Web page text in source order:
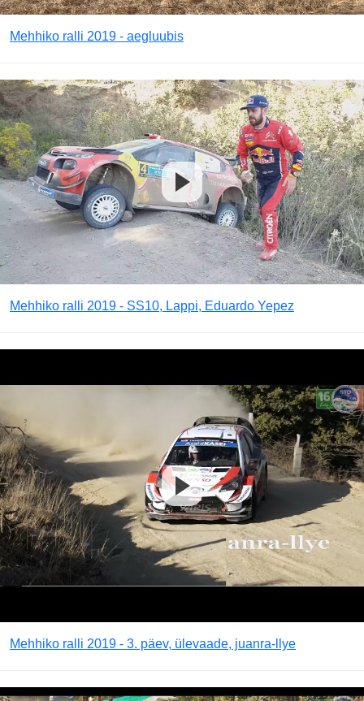
Mehhiko ralli 2019 - aegluubis
Mehhiko ralli 2019 - SS10, Lappi, Eduardo Yepez
Mehhiko ralli 2019 - 3. päev, ülevaade, juanra-llye